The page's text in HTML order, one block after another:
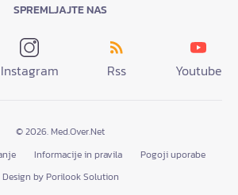
SPREMLJAJTE NAS
Instagram Rss Youtube
© 2026. Med.Over.Net
Informacije in pravila
Pogoji uporabe
Design by Porilook Solution